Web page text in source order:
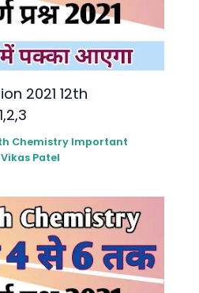
2021 12th
Chemistry lmportant
Vikas Patel